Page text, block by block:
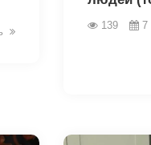
139 7